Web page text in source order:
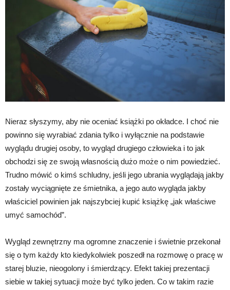
Nieraz słyszymy, aby nie oceniać książki po okładce. I choć nie
powinno się wyrabiać zdania tylko i wyłącznie na podstawie
wyglądu drugiej osoby, to wygląd drugiego człowieka i to jak
obchodzi się ze swoją własnością dużo może o nim powiedzieć.
Trudno mówić o kimś schludny, jeśli jego ubrania wyglądają jakby
zostały wyciągnięte ze śmietnika, a jego auto wygląda jakby
właściciel powinien jak najszybciej kupić książkę „jak właściwe
umyć samochód”.
Wygląd zewnętrzny ma ogromne znaczenie i świetnie przekonał
się o tym każdy kto kiedykolwiek poszedł na rozmowę o pracę w
starej bluzie, nieogolony i śmierdzący. Efekt takiej prezentacji
siebie w takiej sytuacji może być tylko jeden. Co w takim razie